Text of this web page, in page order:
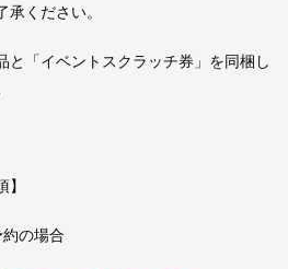
承ください。
と「イベントスクラッチ券」を同梱し
の場合